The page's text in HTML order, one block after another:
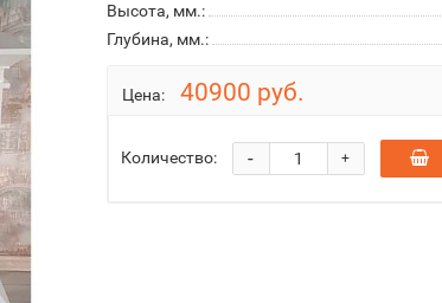
Высота, мм.:
Глубина, мм.:
Цена: 40900 руб.
Количество: +
-